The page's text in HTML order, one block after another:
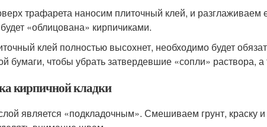
трафарета наносим плиточный клей, и разглаживаем
«облицована» кирпичиками.
клей полностью высохнет, необходимо будет
бумаги, чтобы убрать затвердевшие «сопли» раствора, а
кирпичной кладки
является «подкладочным». Смешиваем грунт, краску